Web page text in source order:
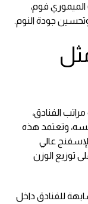
فوم،
جودة النوم.
الفنادق،
وتعتمد هذه
عالي
توزيع الوزن
للفنادق داخل